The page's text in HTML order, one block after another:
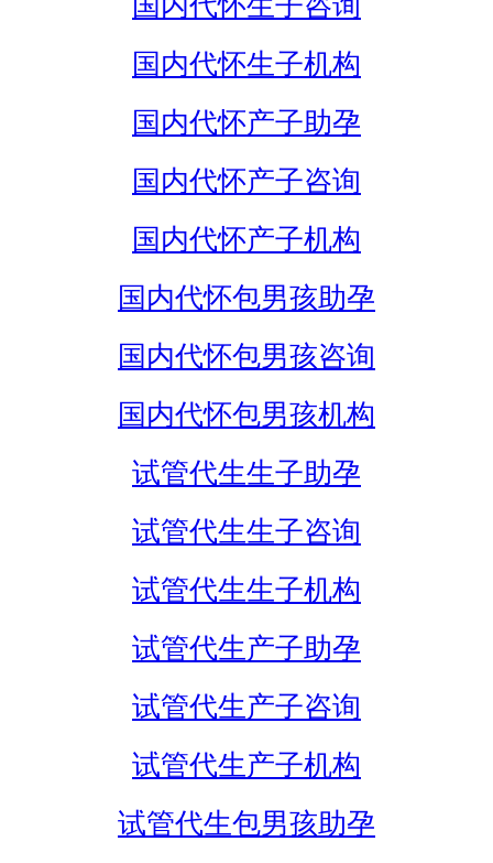
国内代怀生子机构
国内代怀产子助孕
国内代怀产子咨询
国内代怀产子机构
国内代怀包男孩助孕
国内代怀包男孩咨询
国内代怀包男孩机构
试管代生生子助孕
试管代生生子咨询
试管代生生子机构
试管代生产子助孕
试管代生产子咨询
试管代生产子机构
试管代生包男孩助孕